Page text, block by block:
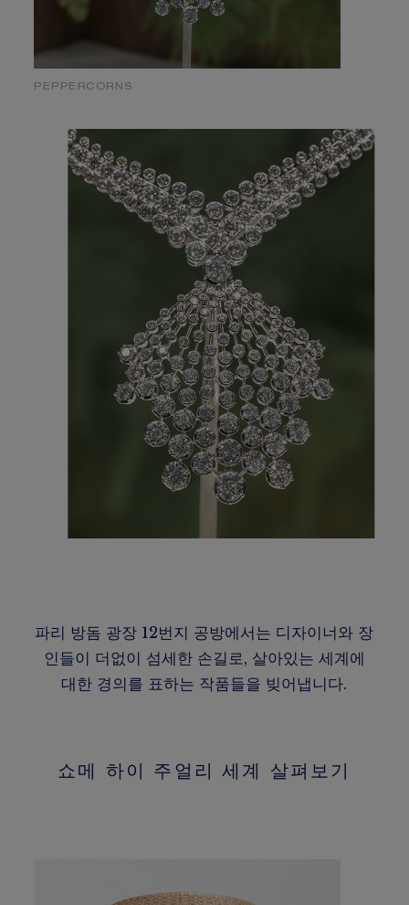
PEPPERCORNS
파리 방돔 광장 12번지 공방에서는 디자이너와 장
인들이 더없이 섬세한 손길로, 살아있는 세계에
대한 경의를 표하는 작품들을 빚어냅니다.
쇼메 하이 주얼리 세계 살펴보기